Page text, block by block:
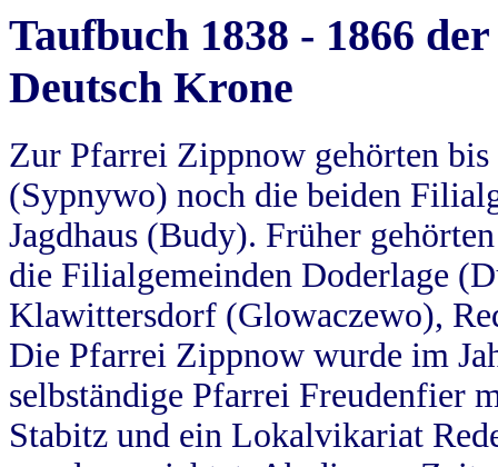
Taufbuch 1838 - 1866
Deutsch Krone
Zur Pfarrei Zippnow gehörten
(Sypnywo) noch die beiden
Jagdhaus (Budy). Früher
die Filialgemeinden Doderlage
Klawittersdorf (Glowaczewo),
Die Pfarrei Zippnow wurde im
selbständige Pfarrei Freudenfier
Stabitz und ein Lokalvikariat